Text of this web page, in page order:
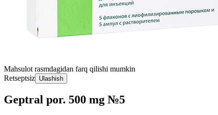
Mahsulot rasmdagidan farq qilishi mumkin
Retseptsiz Ulashish
Geptral por. 500 mg №5